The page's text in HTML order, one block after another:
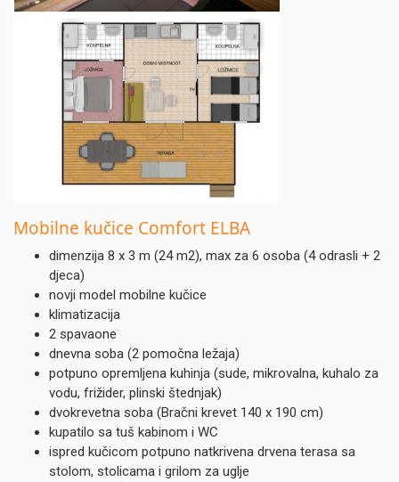
Mobilne kučice Comfort ELBA
dimenzija 8 x 3 m (24 m2), max za 6 osoba (4 odrasli + 2
djeca)
novji model mobilne kučice
klimatizacija
2 spavaone
dnevna soba (2 pomočna ležaja)
potpuno opremljena kuhinja (sude, mikrovalna, kuhalo za
vodu, frižider, plinski štednjak)
dvokrevetna soba (Bračni krevet 140 x 190 cm)
kupatilo sa tuš kabinom i WC
ispred kučicom potpuno natkrivena drvena terasa sa
stolom, stolicama i grilom za uglje